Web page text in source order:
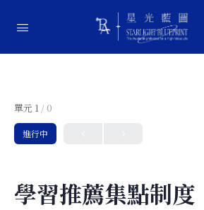
單元 1 / 0
進行中
學習推薦集點制度